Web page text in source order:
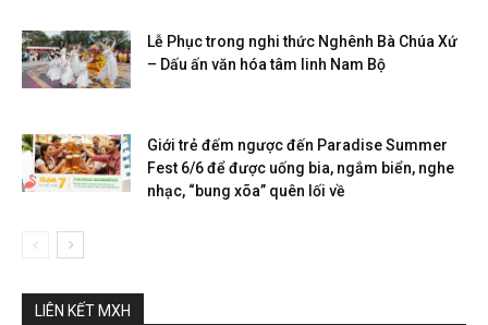
Lễ Phục trong nghi thức Nghênh Bà Chúa Xứ
– Dấu ấn văn hóa tâm linh Nam Bộ
Giới trẻ đếm ngược đến Paradise Summer
Fest 6/6 để được uống bia, ngắm biển, nghe
nhạc, “bung xõa” quên lối về
LIÊN KẾT MXH